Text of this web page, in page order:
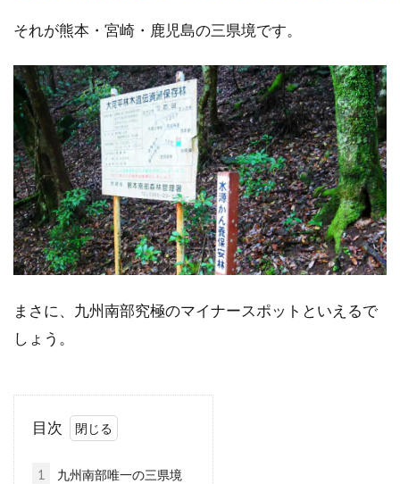
それが熊本・宮崎・鹿児島の三県境です。
まさに、九州南部究極のマイナースポットといえるで
しょう。
目次
1 九州南部唯一の三県境